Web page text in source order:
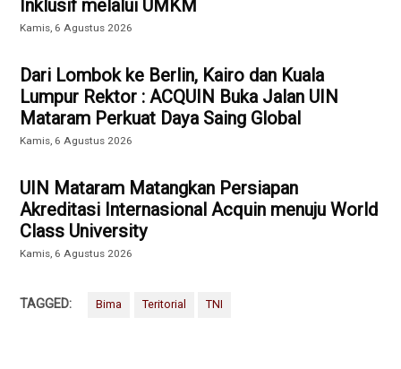
Inklusif melalui UMKM
Kamis, 6 Agustus 2026
Dari Lombok ke Berlin, Kairo dan Kuala
Lumpur Rektor : ACQUIN Buka Jalan UIN
Mataram Perkuat Daya Saing Global
Kamis, 6 Agustus 2026
UIN Mataram Matangkan Persiapan
Akreditasi Internasional Acquin menuju World
Class University
Kamis, 6 Agustus 2026
TAGGED: Bima Teritorial TNI